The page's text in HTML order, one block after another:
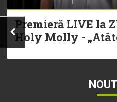
Premieră LIVE la
Holy Molly -